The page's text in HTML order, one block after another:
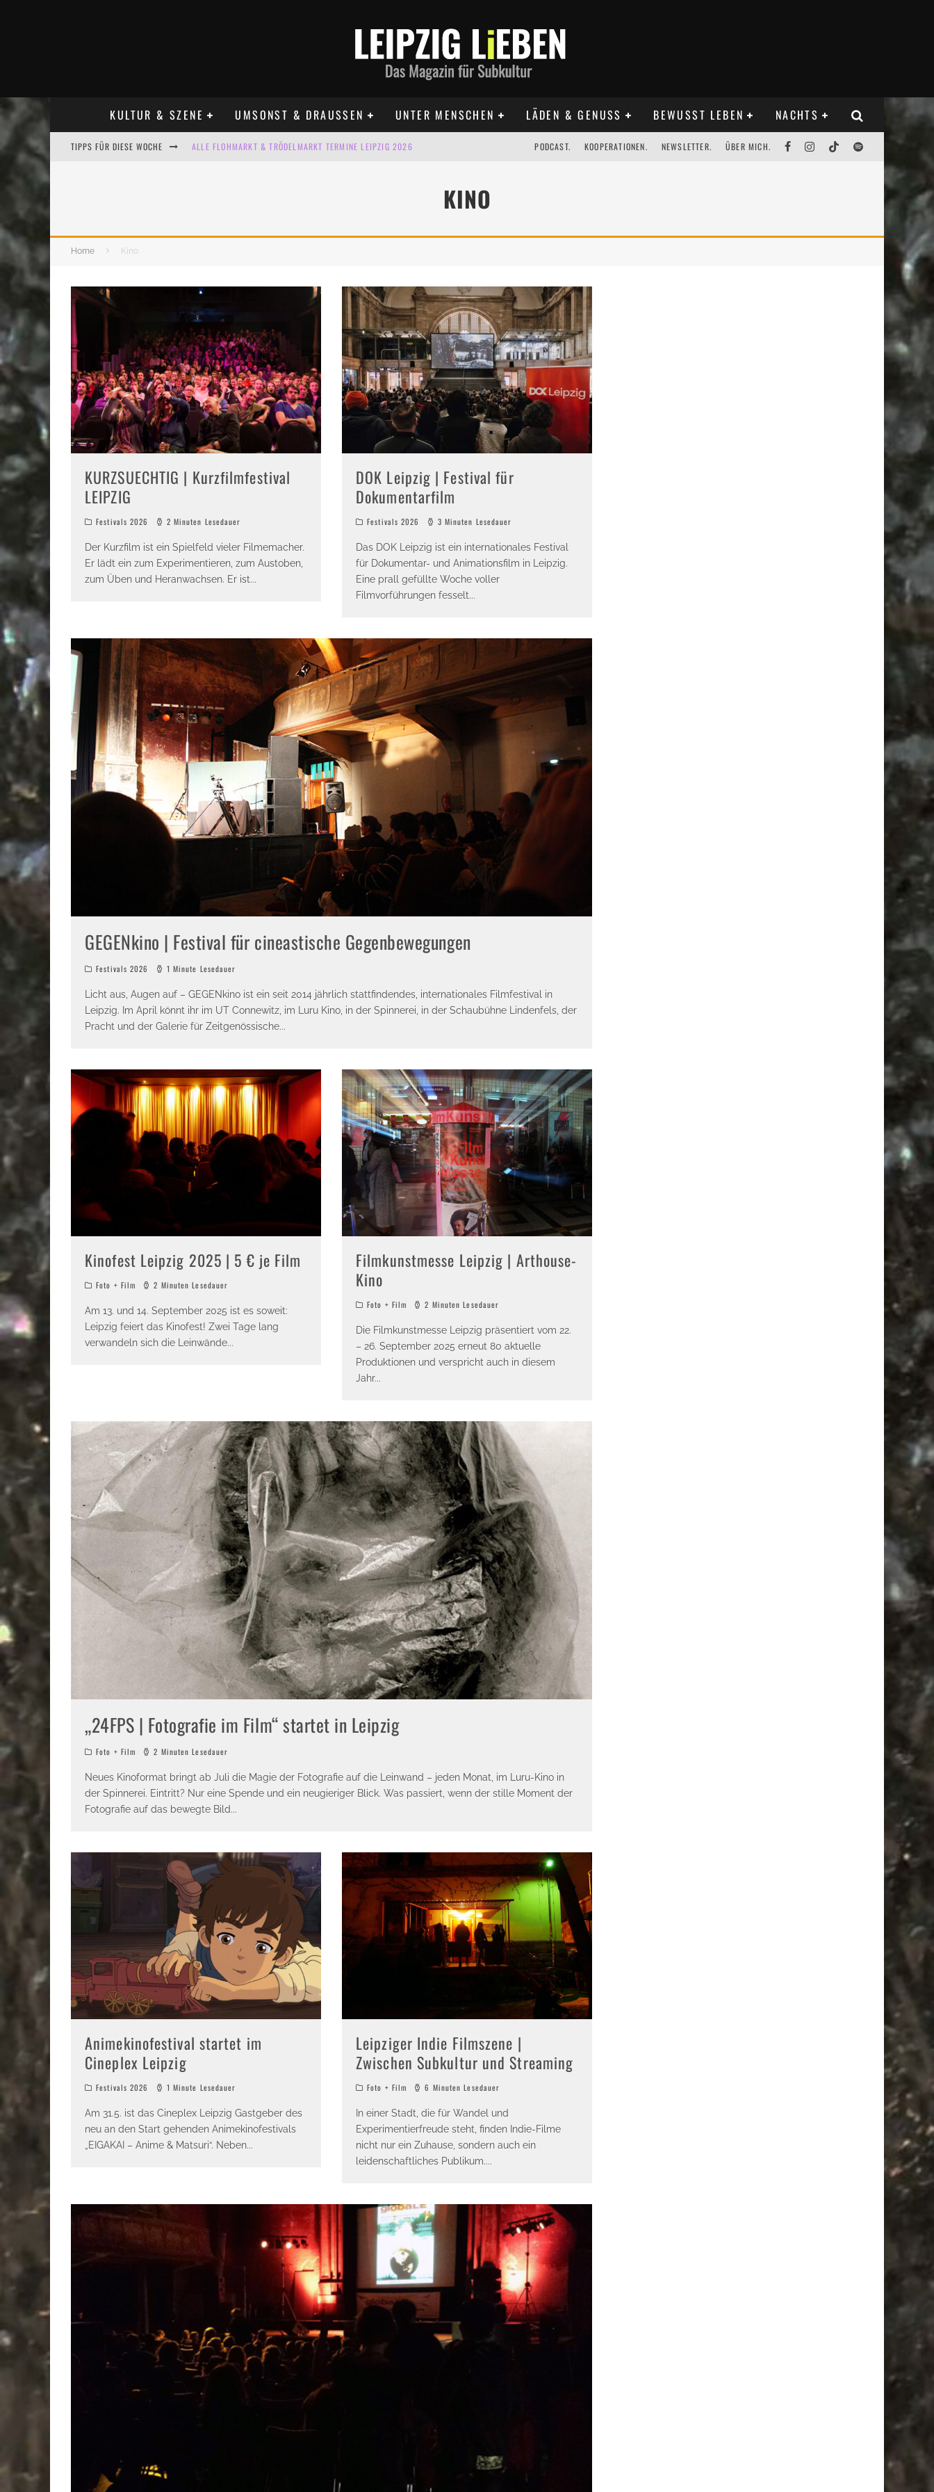
KULTUR & SZENE UMSONST & DRAUSSEN UNTER MENSCHEN LÄDEN & GENUSS BEWUSST LEBEN NACHTS
TIPPS FÜR DIESE WOCHE ALLE FLOHMARKT & TRÖDELMARKT TERMINE LEIPZIG 2026
ALLE FLOHMARKT LEIPZIG AUGUST TERMINE 2026
PODCAST. KOOPERATIONEN. NEWSLETTER. ÜBER MICH.
KINO
Home Kino
KURZSUECHTIG | Kurzfilmfestival
LEIPZIG
Festivals 2026 2 Minuten Lesedauer
Der Kurzfilm ist ein Spielfeld vieler Filmemacher.
Er lädt ein zum Experimentieren, zum Austoben,
zum Üben und Heranwachsen. Er ist...
DOK Leipzig | Festival für
Dokumentarfilm
Festivals 2026 3 Minuten Lesedauer
Das DOK Leipzig ist ein internationales Festival
für Dokumentar- und Animationsfilm in Leipzig.
Eine prall gefüllte Woche voller
Filmvorführungen fesselt...
GEGENkino | Festival für cineastische Gegenbewegungen
Festivals 2026 1 Minute Lesedauer
Licht aus, Augen auf – GEGENkino ist ein seit 2014 jährlich stattfindendes, internationales Filmfestival in
Leipzig. Im April könnt ihr im UT Connewitz, im Luru Kino, in der Spinnerei, in der Schaubühne Lindenfels, der
Pracht und der Galerie für Zeitgenössische...
Kinofest Leipzig 2025 | 5 € je Film
Foto + Film 2 Minuten Lesedauer
Am 13. und 14. September 2025 ist es soweit:
Leipzig feiert das Kinofest! Zwei Tage lang
verwandeln sich die Leinwände...
Filmkunstmesse Leipzig | Arthouse-
Kino
Foto + Film 2 Minuten Lesedauer
Die Filmkunstmesse Leipzig präsentiert vom 22.
– 26. September 2025 erneut 80 aktuelle
Produktionen und verspricht auch in diesem
Jahr...
„24FPS | Fotografie im Film“ startet in Leipzig
Foto + Film 2 Minuten Lesedauer
Neues Kinoformat bringt ab Juli die Magie der Fotografie auf die Leinwand – jeden Monat, im Luru-Kino in
der Spinnerei. Eintritt? Nur eine Spende und ein neugieriger Blick. Was passiert, wenn der stille Moment der
Fotografie auf das bewegte Bild...
Animekinofestival startet im
Cineplex Leipzig
Festivals 2026 1 Minute Lesedauer
Am 31.5. ist das Cineplex Leipzig Gastgeber des
neu an den Start gehenden Animekinofestivals
„EIGAKAI – Anime & Matsuri“. Neben...
Leipziger Indie Filmszene |
Zwischen Subkultur und Streaming
Foto + Film 6 Minuten Lesedauer
In einer Stadt, die für Wandel und
Experimentierfreude steht, finden Indie-Filme
nicht nur ein Zuhause, sondern auch ein
leidenschaftliches Publikum....